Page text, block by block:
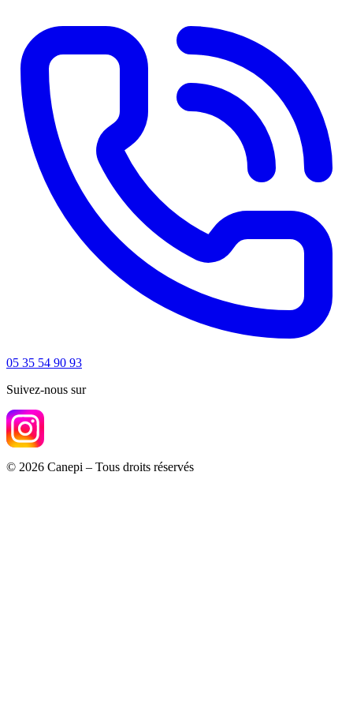
05 35 54 90 93
Suivez-nous sur
© 2026 Canepi – Tous droits réservés